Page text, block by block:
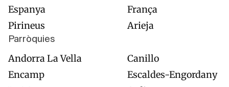
Espanya
França
Pirineus
Arieja
Parròquies
Andorra La Vella
Canillo
Encamp
Escaldes-Engordany